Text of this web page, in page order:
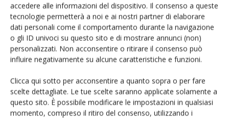
accedere alle informazioni del dispositivo. Il consenso a queste
tecnologie permetterà a noi e ai nostri partner di elaborare
dati personali come il comportamento durante la navigazione
o gli ID univoci su questo sito e di mostrare annunci (non)
personalizzati. Non acconsentire o ritirare il consenso può
influire negativamente su alcune caratteristiche e funzioni.
Clicca qui sotto per acconsentire a quanto sopra o per fare
scelte dettagliate. Le tue scelte saranno applicate solamente a
questo sito. È possibile modificare le impostazioni in qualsiasi
momento, compreso il ritiro del consenso, utilizzando i
Rimani aggiornato sul mondo
dell’agricoltura